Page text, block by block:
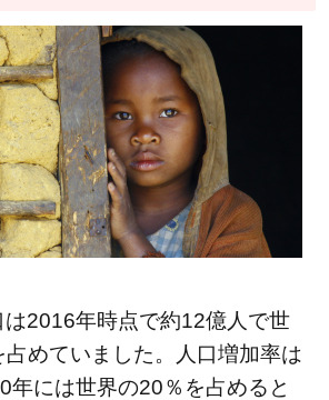
資
弱
は2016年時点で約12億人で世
めていました。人口増加率は
年には世界の20％を占めると